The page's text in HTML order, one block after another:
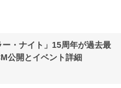
・ナイト」15周年が過去最
公開とイベント詳細